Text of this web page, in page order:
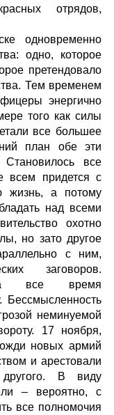
отрядов,
одновременно
одно, которое
претендовало
Тем временем
энергично
того как силы
все большее
план обе эти
Становилось все
всем придется с
жизнь, а потому
над всеми
охотно
но зато другое
с ним,
заговоров.
все время
Бессмысленность
неминуемой
17 ноября,
новых армий
и арестовали
В виду
– вероятно, с
все полномочия